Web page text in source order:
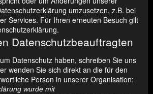
umzusetzen, z.B. bei
Services. Für Ihren erneuten Besuch gilt
Datenschutzbeauftragten
Datenschutz haben, schreiben Sie uns
wenden Sie sich direkt an die für den
Person in unserer Organisation:
wurde mit